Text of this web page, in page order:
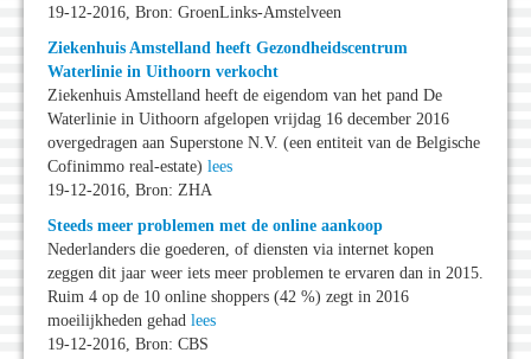
19-12-2016, Bron: GroenLinks-Amstelveen
Ziekenhuis Amstelland heeft Gezondheidscentrum
Waterlinie in Uithoorn verkocht
Ziekenhuis Amstelland heeft de eigendom van het pand De
Waterlinie in Uithoorn afgelopen vrijdag 16 december 2016
overgedragen aan Superstone N.V. (een entiteit van de Belgische
Cofinimmo real-estate) lees
19-12-2016, Bron: ZHA
Steeds meer problemen met de online aankoop
Nederlanders die goederen, of diensten via internet kopen
zeggen dit jaar weer iets meer problemen te ervaren dan in 2015.
Ruim 4 op de 10 online shoppers (42 %) zegt in 2016
moeilijkheden gehad lees
19-12-2016, Bron: CBS